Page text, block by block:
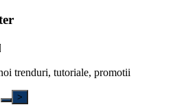
trenduri, tutoriale, promotii
>